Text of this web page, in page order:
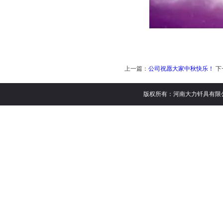
上一篇： 公司祝愿大家中秋快乐！ 下
版权所有：河南大力钎具有